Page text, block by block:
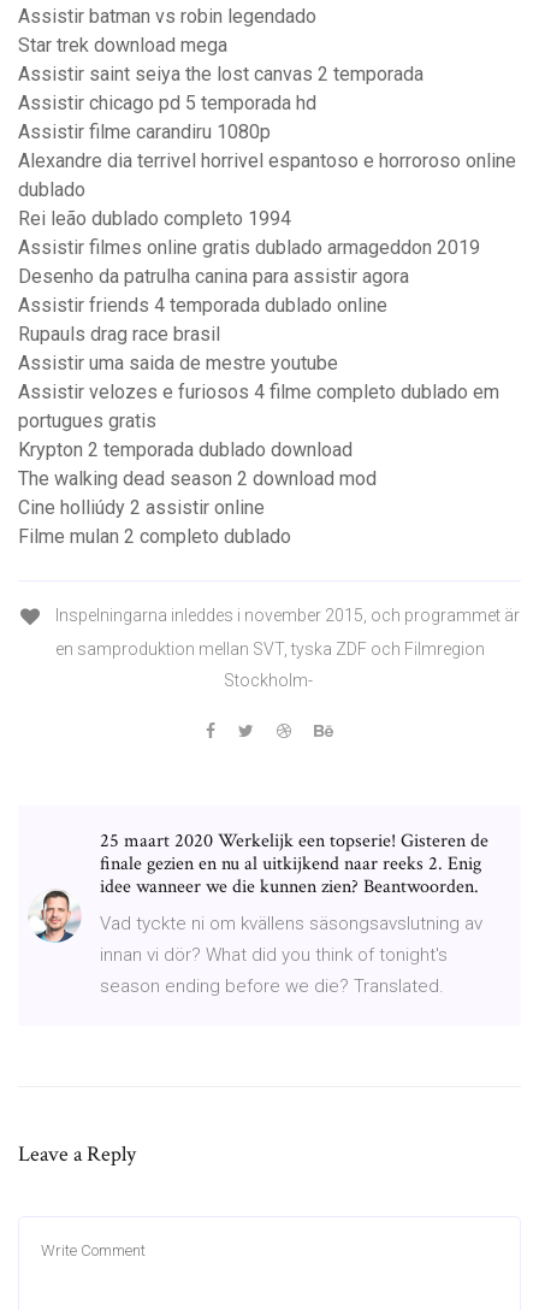
Assistir batman vs robin legendado
Star trek download mega
Assistir saint seiya the lost canvas 2 temporada
Assistir chicago pd 5 temporada hd
Assistir filme carandiru 1080p
Alexandre dia terrivel horrivel espantoso e horroroso online
dublado
Rei leão dublado completo 1994
Assistir filmes online gratis dublado armageddon 2019
Desenho da patrulha canina para assistir agora
Assistir friends 4 temporada dublado online
Rupauls drag race brasil
Assistir uma saida de mestre youtube
Assistir velozes e furiosos 4 filme completo dublado em
portugues gratis
Krypton 2 temporada dublado download
The walking dead season 2 download mod
Cine holliúdy 2 assistir online
Filme mulan 2 completo dublado
Inspelningarna inleddes i november 2015, och programmet är
en samproduktion mellan SVT, tyska ZDF och Filmregion
Stockholm-
25 maart 2020 Werkelijk een topserie! Gisteren de
finale gezien en nu al uitkijkend naar reeks 2. Enig
idee wanneer we die kunnen zien? Beantwoorden.
Vad tyckte ni om kvällens säsongsavslutning av
innan vi dör? What did you think of tonight's
season ending before we die? Translated.
Leave a Reply